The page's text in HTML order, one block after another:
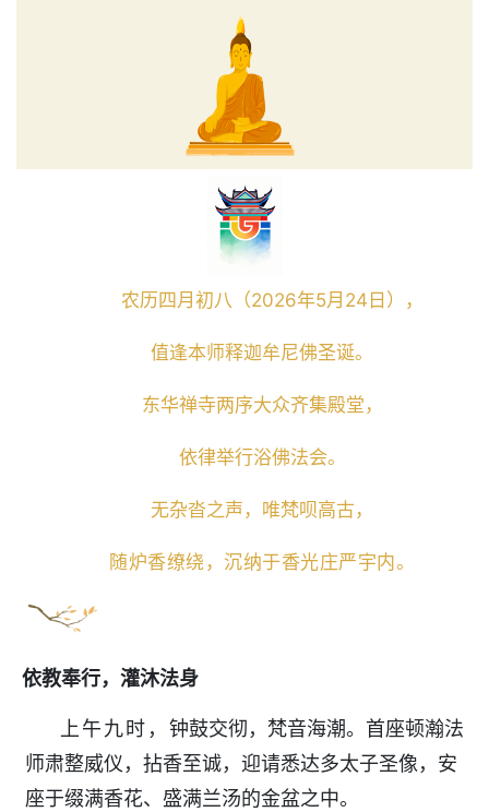
农历四月初八（2026年5月 24 日），
值逢本师释迦牟尼佛圣诞。
东华禅寺两序大众齐集殿堂，
依律举行浴佛法会。
无杂沓之声，唯梵呗高古，
随炉香缭绕，沉纳于香光庄严宇内。
依教奉行，灌沐法身
上午九时， 钟鼓交彻，梵音海潮。首座顿瀚法
师肃整威仪，拈香至诚，迎请悉达多太子圣像，安
座于缀满香花、盛满兰汤的金盆之中。